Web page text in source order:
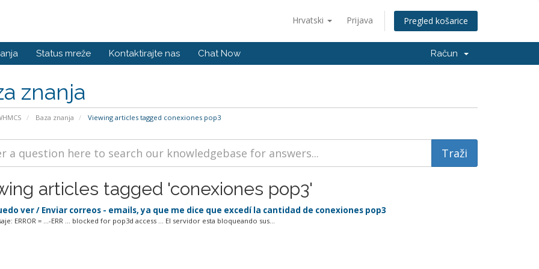
Hrvatski Prijava Pregled košarice
Status mreže Kontaktirajte nas Chat Now Račun
znanja
Baza znanja Viewing articles tagged conexiones pop3
articles tagged 'conexiones pop3'
ver / Enviar correos - emails, ya que me dice que excedí la cantidad de conexiones pop3
ERROR = ...-ERR ... blocked for pop3d access ... El servidor esta bloqueando sus...